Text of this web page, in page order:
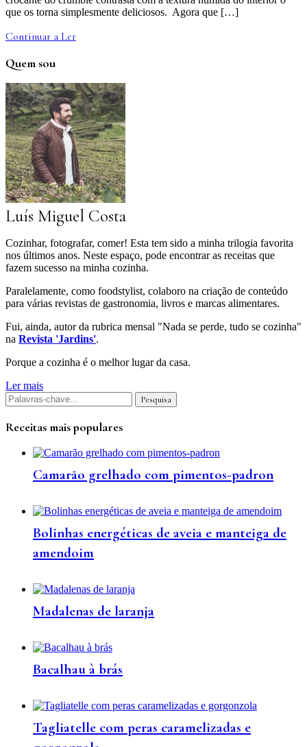
que os torna simplesmente deliciosos. Agora que […]
Continuar a Ler
Quem sou
Luís Miguel Costa
Cozinhar, fotografar, comer! Esta tem sido a minha trilogia favorita
nos últimos anos. Neste espaço, pode encontrar as receitas que
fazem sucesso na minha cozinha.
Paralelamente, como foodstylist, colaboro na criação de conteúdo
para várias revistas de gastronomia, livros e marcas alimentares.
Fui, ainda, autor da rubrica mensal "Nada se perde, tudo se cozinha"
na Revista 'Jardins'.
Porque a cozinha é o melhor lugar da casa.
Ler mais
Receitas mais populares
Camarão grelhado com pimentos-padron
Bolinhas energéticas de aveia e manteiga de
amendoim
Madalenas de laranja
Bacalhau à brás
Tagliatelle com peras caramelizadas e